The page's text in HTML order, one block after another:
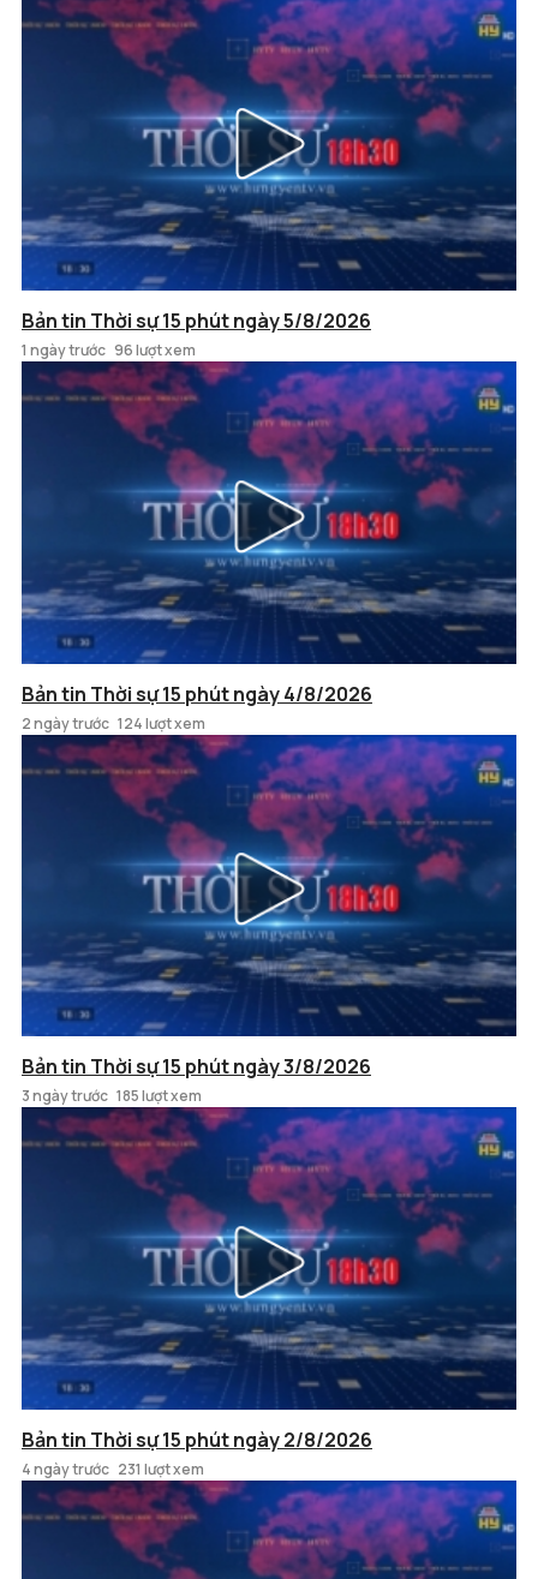
Bản tin Thời sự 15 phút ngày 5/8/2026
1 ngày trước 96 lượt xem
Bản tin Thời sự 15 phút ngày 4/8/2026
2 ngày trước 124 lượt xem
Bản tin Thời sự 15 phút ngày 3/8/2026
3 ngày trước 185 lượt xem
Bản tin Thời sự 15 phút ngày 2/8/2026
4 ngày trước 231 lượt xem